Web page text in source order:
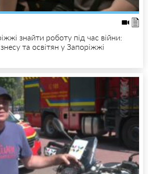
знайти роботу під час війни:
та освітян у Запоріжжі